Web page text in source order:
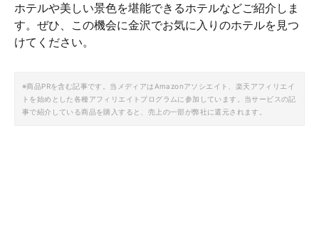
ホテルや美しい景色を堪能できるホテルなどご紹介しま
す。ぜひ、この機会に金沢でお気に入りのホテルを見つ
けてください。
※商品PRを含む記事です。当メディアはAmazonアソシエイト、楽天アフィリエイ
トを始めとした各種アフィリエイトプログラムに参加しています。当サービスの記
事で紹介している商品を購入すると、売上の一部が弊社に還元されます。